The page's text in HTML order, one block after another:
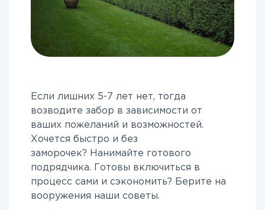
Если лишних 5-7 лет нет, тогда
возводите забор в зависимости от
ваших пожеланий и возможностей.
Хочется быстро и без
заморочек? Нанимайте готового
подрядчика. Готовы включиться в
процесс сами и сэкономить? Берите на
вооружения наши советы.